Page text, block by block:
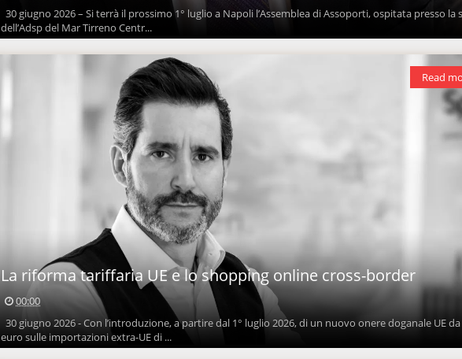
30 giugno 2026 – Si terrà il prossimo 1° luglio a Napoli l’Assemblea di Assoporti, ospitata presso la
dell’Adsp del Mar Tirreno Centr...
La riforma tariffaria UE e lo shopping online cross-border
00:00
30 giugno 2026 - Con l’introduzione, a partire dal 1° luglio 2026, di un nuovo onere doganale UE
euro sulle importazioni extra-UE di ...
Read